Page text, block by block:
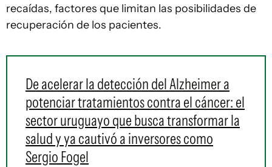
recaídas, factores que limitan las posibilidades de
recuperación de los pacientes.
De acelerar la detección del Alzheimer a
potenciar tratamientos contra el cáncer: el
sector uruguayo que busca transformar la
salud y ya cautivó a inversores como
Sergio Fogel